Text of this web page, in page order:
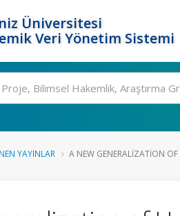
Üniversitesi
Veri Yönetim Sistemi
YAYINLAR A NEW GENERALIZATION